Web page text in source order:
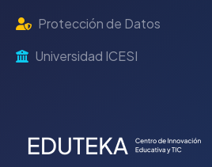
Protección de Datos
Universidad ICESI